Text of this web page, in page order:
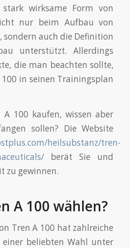
wirksame Form von
nur beim Aufbau von
sondern auch die Definition
unterstützt. Allerdings
die man beachten sollte,
in seinen Trainingsplan
A 100 kaufen, wissen aber
sollen? Die Website
heilsubstanz/tren-
berät Sie und
zu gewinnen.
A 100 wählen?
Tren A 100 hat zahlreiche
einer beliebten Wahl unter